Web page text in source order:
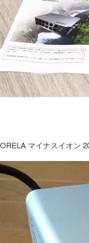
ORELA マイナスイオン